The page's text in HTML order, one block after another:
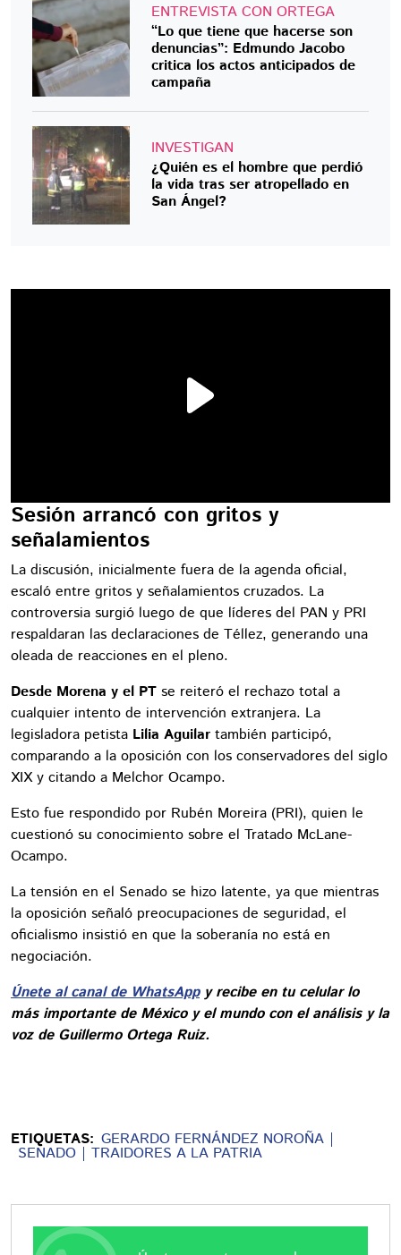
ENTREVISTA CON ORTEGA
“Lo que tiene que hacerse son
denuncias”: Edmundo Jacobo
critica los actos anticipados de
campaña
INVESTIGAN
¿Quién es el hombre que perdió
la vida tras ser atropellado en
San Ángel?
Sesión arrancó con gritos y
señalamientos
La discusión, inicialmente fuera de la agenda oficial,
escaló entre gritos y señalamientos cruzados. La
controversia surgió luego de que líderes del PAN y PRI
respaldaran las declaraciones de Téllez, generando una
oleada de reacciones en el pleno.
Desde Morena y el PT se reiteró el rechazo total a
cualquier intento de intervención extranjera. La
legisladora petista Lilia Aguilar también participó,
comparando a la oposición con los conservadores del siglo
XIX y citando a Melchor Ocampo.
Esto fue respondido por Rubén Moreira (PRI), quien le
cuestionó su conocimiento sobre el Tratado McLane-
Ocampo.
La tensión en el Senado se hizo latente, ya que mientras
la oposición señaló preocupaciones de seguridad, el
oficialismo insistió en que la soberanía no está en
negociación.
Únete al canal de WhatsAppy recibe en tu celular lo
más importante de México y el mundo con el análisis y la
voz de Guillermo Ortega Ruiz.
ETIQUETAS: GERARDO FERNÁNDEZ NOROÑA
SENADO TRAIDORES A LA PATRIA